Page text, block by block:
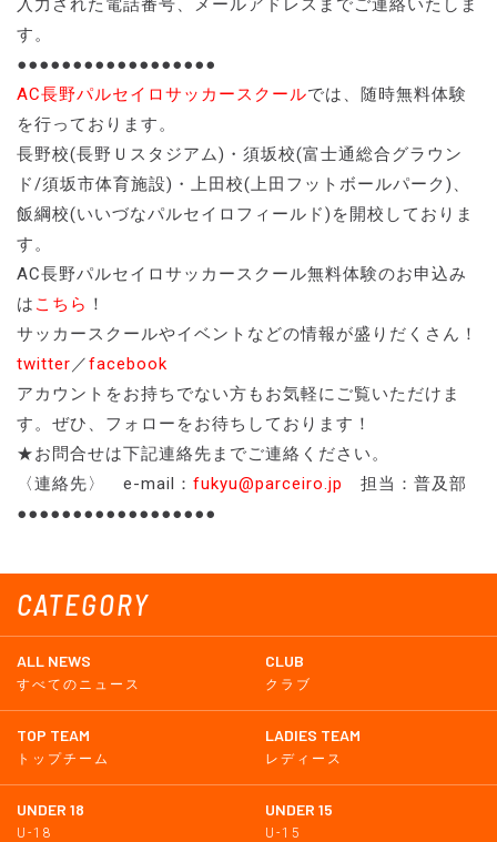
CATEGORY
ALL NEWS
すべてのニュース
CLUB
クラブ
TOP TEAM
トップチーム
LADIES TEAM
レディース
UNDER 18
U-18
UNDER 15
U-15
入力された電話番号、メールアドレスまでご連絡いたしま
す。
●●●●●●●●●●●●●●●●●●
AC長野パルセイロサッカースクールでは、随時無料体験
を行っております。
長野校(長野Ｕスタジアム)・須坂校(富士通総合グラウン
ド/須坂市体育施設)・上田校(上田フットボールパーク)、
飯綱校(いいづなパルセイロフィールド)を開校しておりま
す。
AC長野パルセイロサッカースクール無料体験のお申込み
は こちら ！
サッカースクールやイベントなどの情報が盛りだくさん！
twitter／facebook
アカウントをお持ちでない方もお気軽にご覧いただけま
す。ぜひ、フォローをお待ちしております！
★お問合せは下記連絡先までご連絡ください。
〈連絡先〉 e-mail： fukyu@parceiro.jp
担当：普及部
●●●●●●●●●●●●●●●●●●